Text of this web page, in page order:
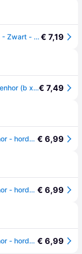
Tesa Raamhor Insect Stop - 110x130cm - Zwart - (textiel)€ 7,19
tesa STANDARD 55671-00021-03 Vliegenhor (b x h) 1300 mm x 1100 mm Antraciet 1 stuk(s)€ 7,49
Tesa Raamhor - 1,3 x 1,1 meter - opzet hor - hordoeken met klittenband € 6,99
Tesa Raamhor - 1,3 x 1,1 meter - opzet hor - hordoeken met klittenband € 6,99
Tesa Raamhor - 1,3 x 1,1 meter - opzet hor - hordoeken met klittenband € 6,99